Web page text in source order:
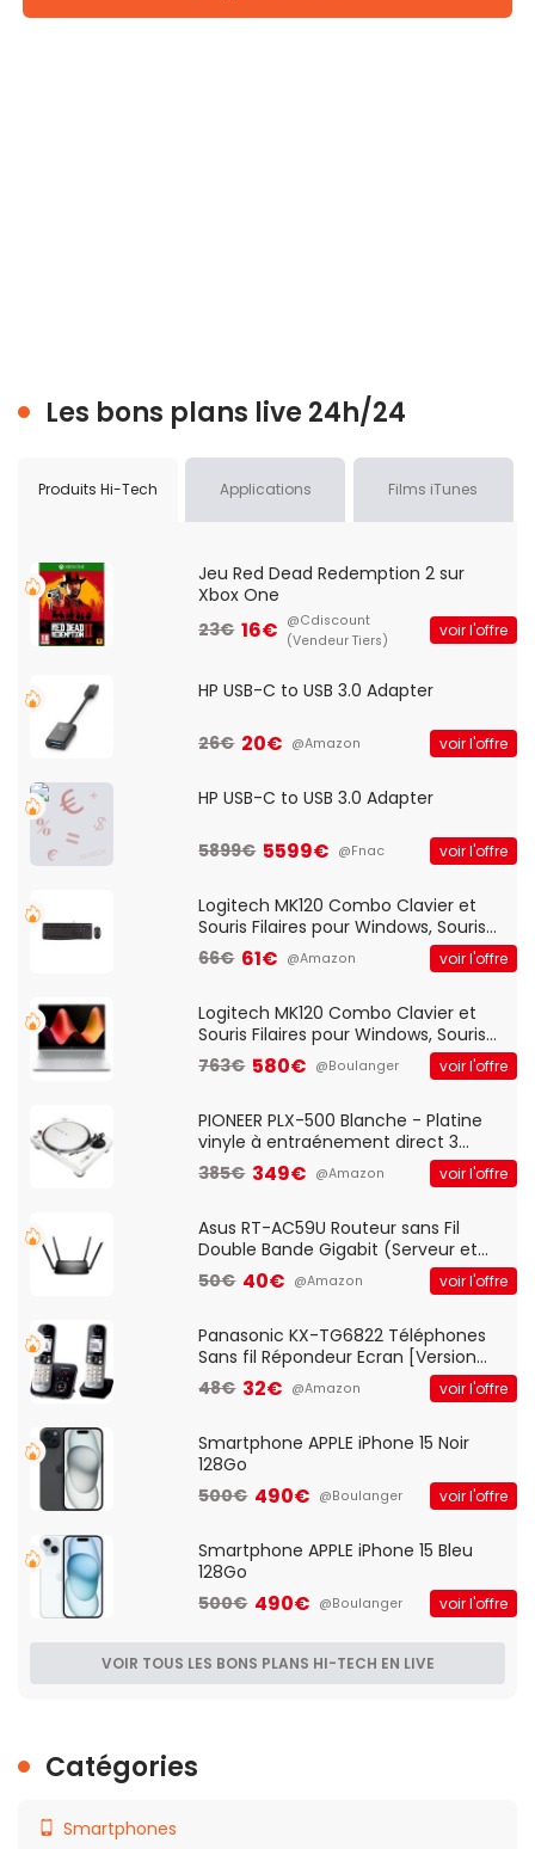
Les bons plans live 24h/24
Produits Hi-Tech Applications Films iTunes
Jeu Red Dead Redemption 2 sur
Xbox One
23€ 16€ @Cdiscount
(Vendeur Tiers)
voir l'offre
HP USB-C to USB 3.0 Adapter
26€ 20€ @Amazon voir l'offre
HP USB-C to USB 3.0 Adapter
5899€ 5599€ @Fnac voir l'offre
Logitech MK120 Combo Clavier et
Souris Filaires pour Windows, Souris
Optique Filaire, Connexion USB Plug
And Play, Confortable, Taille
QWERTY UK - Noir
66€ 61€ @Amazon voir l'offre
Logitech MK120 Combo Clavier et
Souris Filaires pour Windows, Souris
Optique Filaire, Connexion USB Plug
And Play, Confortable, Taille
QWERTY UK - Noir
763€ 580€ @Boulanger voir l'offre
PIONEER PLX-500 Blanche - Platine
vinyle à entraénement direct 3
vitesses (33-45-78 trs/min) avec
pre-ampli intégré et port USB
385€ 349€ @Amazon voir l'offre
Asus RT-AC59U Routeur sans Fil
Double Bande Gigabit (Serveur et
Client VPN, Triple Vlan, Mode Point
d'accès et Bridge, contrôle Parental,
50€ 40€ @Amazon voir l'offre
Panasonic KX-TG6822 Téléphones
Sans fil Répondeur Ecran [Version
Française]
48€ 32€ @Amazon voir l'offre
Smartphone APPLE iPhone 15 Noir
128Go
500€ 490€ @Boulanger voir l'offre
Smartphone APPLE iPhone 15 Bleu
128Go
500€ 490€ @Boulanger voir l'offre
VOIR TOUS LES BONS PLANS HI-TECH EN LIVE
Catégories
Smartphones